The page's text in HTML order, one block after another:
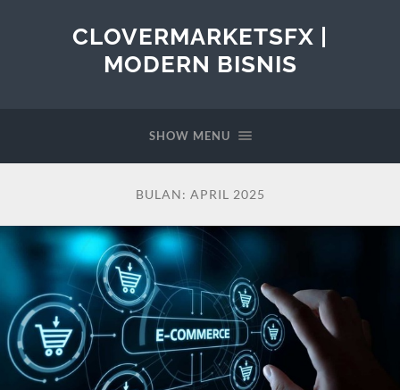
CLOVERMARKETSFX |
MODERN BISNIS
SHOW MENU
BULAN: APRIL 2025